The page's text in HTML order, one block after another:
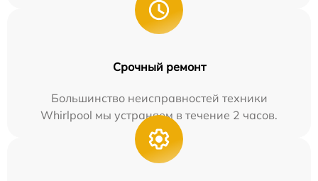
Срочный ремонт
Большинство неисправностей техники
Whirlpool мы устраняем в течение 2 часов.